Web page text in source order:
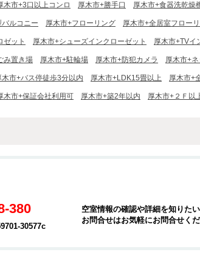
木市+3口以上コンロ 厚木市+勝手口 厚木市+食器洗乾燥
ルコニー 厚木市+フローリング 厚木市+全居室フロー
ゼット 厚木市+シューズインクローゼット 厚木市+TVイ
み置き場 厚木市+駐輪場 厚木市+防犯カメラ 厚木市+
木市+バス停徒歩3分以内 厚木市+LDK15畳以上 厚木市+
木市+保証会社利用可 厚木市+築2年以内 厚木市+２Ｆ以
380
30577c
空室情報の確認や詳細を知りた
お問合せはお気軽にお問合せくだ